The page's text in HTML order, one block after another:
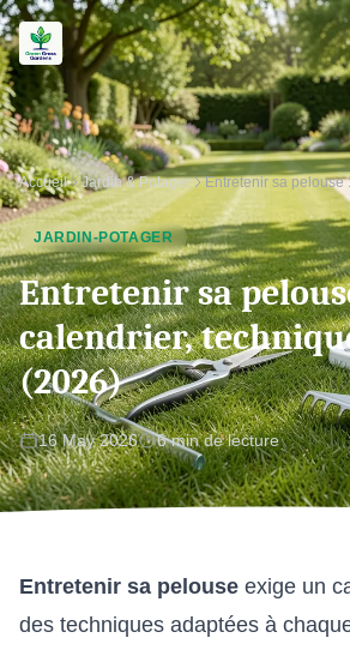
Accueil Jardin & Potager
JARDIN-POTAGER
Entretenir sa
calendrier,
(2026)
16 May 2026 6 min de lecture
Entretenir sa pelouse exige un
des techniques adaptées à